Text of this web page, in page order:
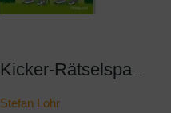
Stefan Lohr